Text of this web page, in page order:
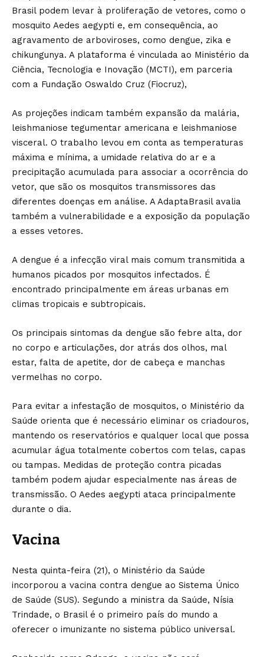
Brasil podem levar à proliferação de vetores, como o
mosquito Aedes aegypti e, em consequência, ao
agravamento de arboviroses, como dengue, zika e
chikungunya. A plataforma é vinculada ao Ministério da
Ciência, Tecnologia e Inovação (MCTI), em parceria
com a Fundação Oswaldo Cruz (Fiocruz),
As projeções indicam também expansão da malária,
leishmaniose tegumentar americana e leishmaniose
visceral. O trabalho levou em conta as temperaturas
máxima e mínima, a umidade relativa do ar e a
precipitação acumulada para associar a ocorrência do
vetor, que são os mosquitos transmissores das
diferentes doenças em análise. A AdaptaBrasil avalia
também a vulnerabilidade e a exposição da população
a esses vetores.
A dengue é a infecção viral mais comum transmitida a
humanos picados por mosquitos infectados. É
encontrado principalmente em áreas urbanas em
climas tropicais e subtropicais.
Os principais sintomas da dengue são febre alta, dor
no corpo e articulações, dor atrás dos olhos, mal
estar, falta de apetite, dor de cabeça e manchas
vermelhas no corpo.
Para evitar a infestação de mosquitos, o Ministério da
Saúde orienta que é necessário eliminar os criadouros,
mantendo os reservatórios e qualquer local que possa
acumular água totalmente cobertos com telas, capas
ou tampas. Medidas de proteção contra picadas
também podem ajudar especialmente nas áreas de
transmissão. O Aedes aegypti ataca principalmente
durante o dia.
Vacina
Nesta quinta-feira (21), o Ministério da Saúde
incorporou a vacina contra dengue ao Sistema Único
de Saúde (SUS). Segundo a ministra da Saúde, Nísia
Trindade, o Brasil é o primeiro país do mundo a
oferecer o imunizante no sistema público universal.